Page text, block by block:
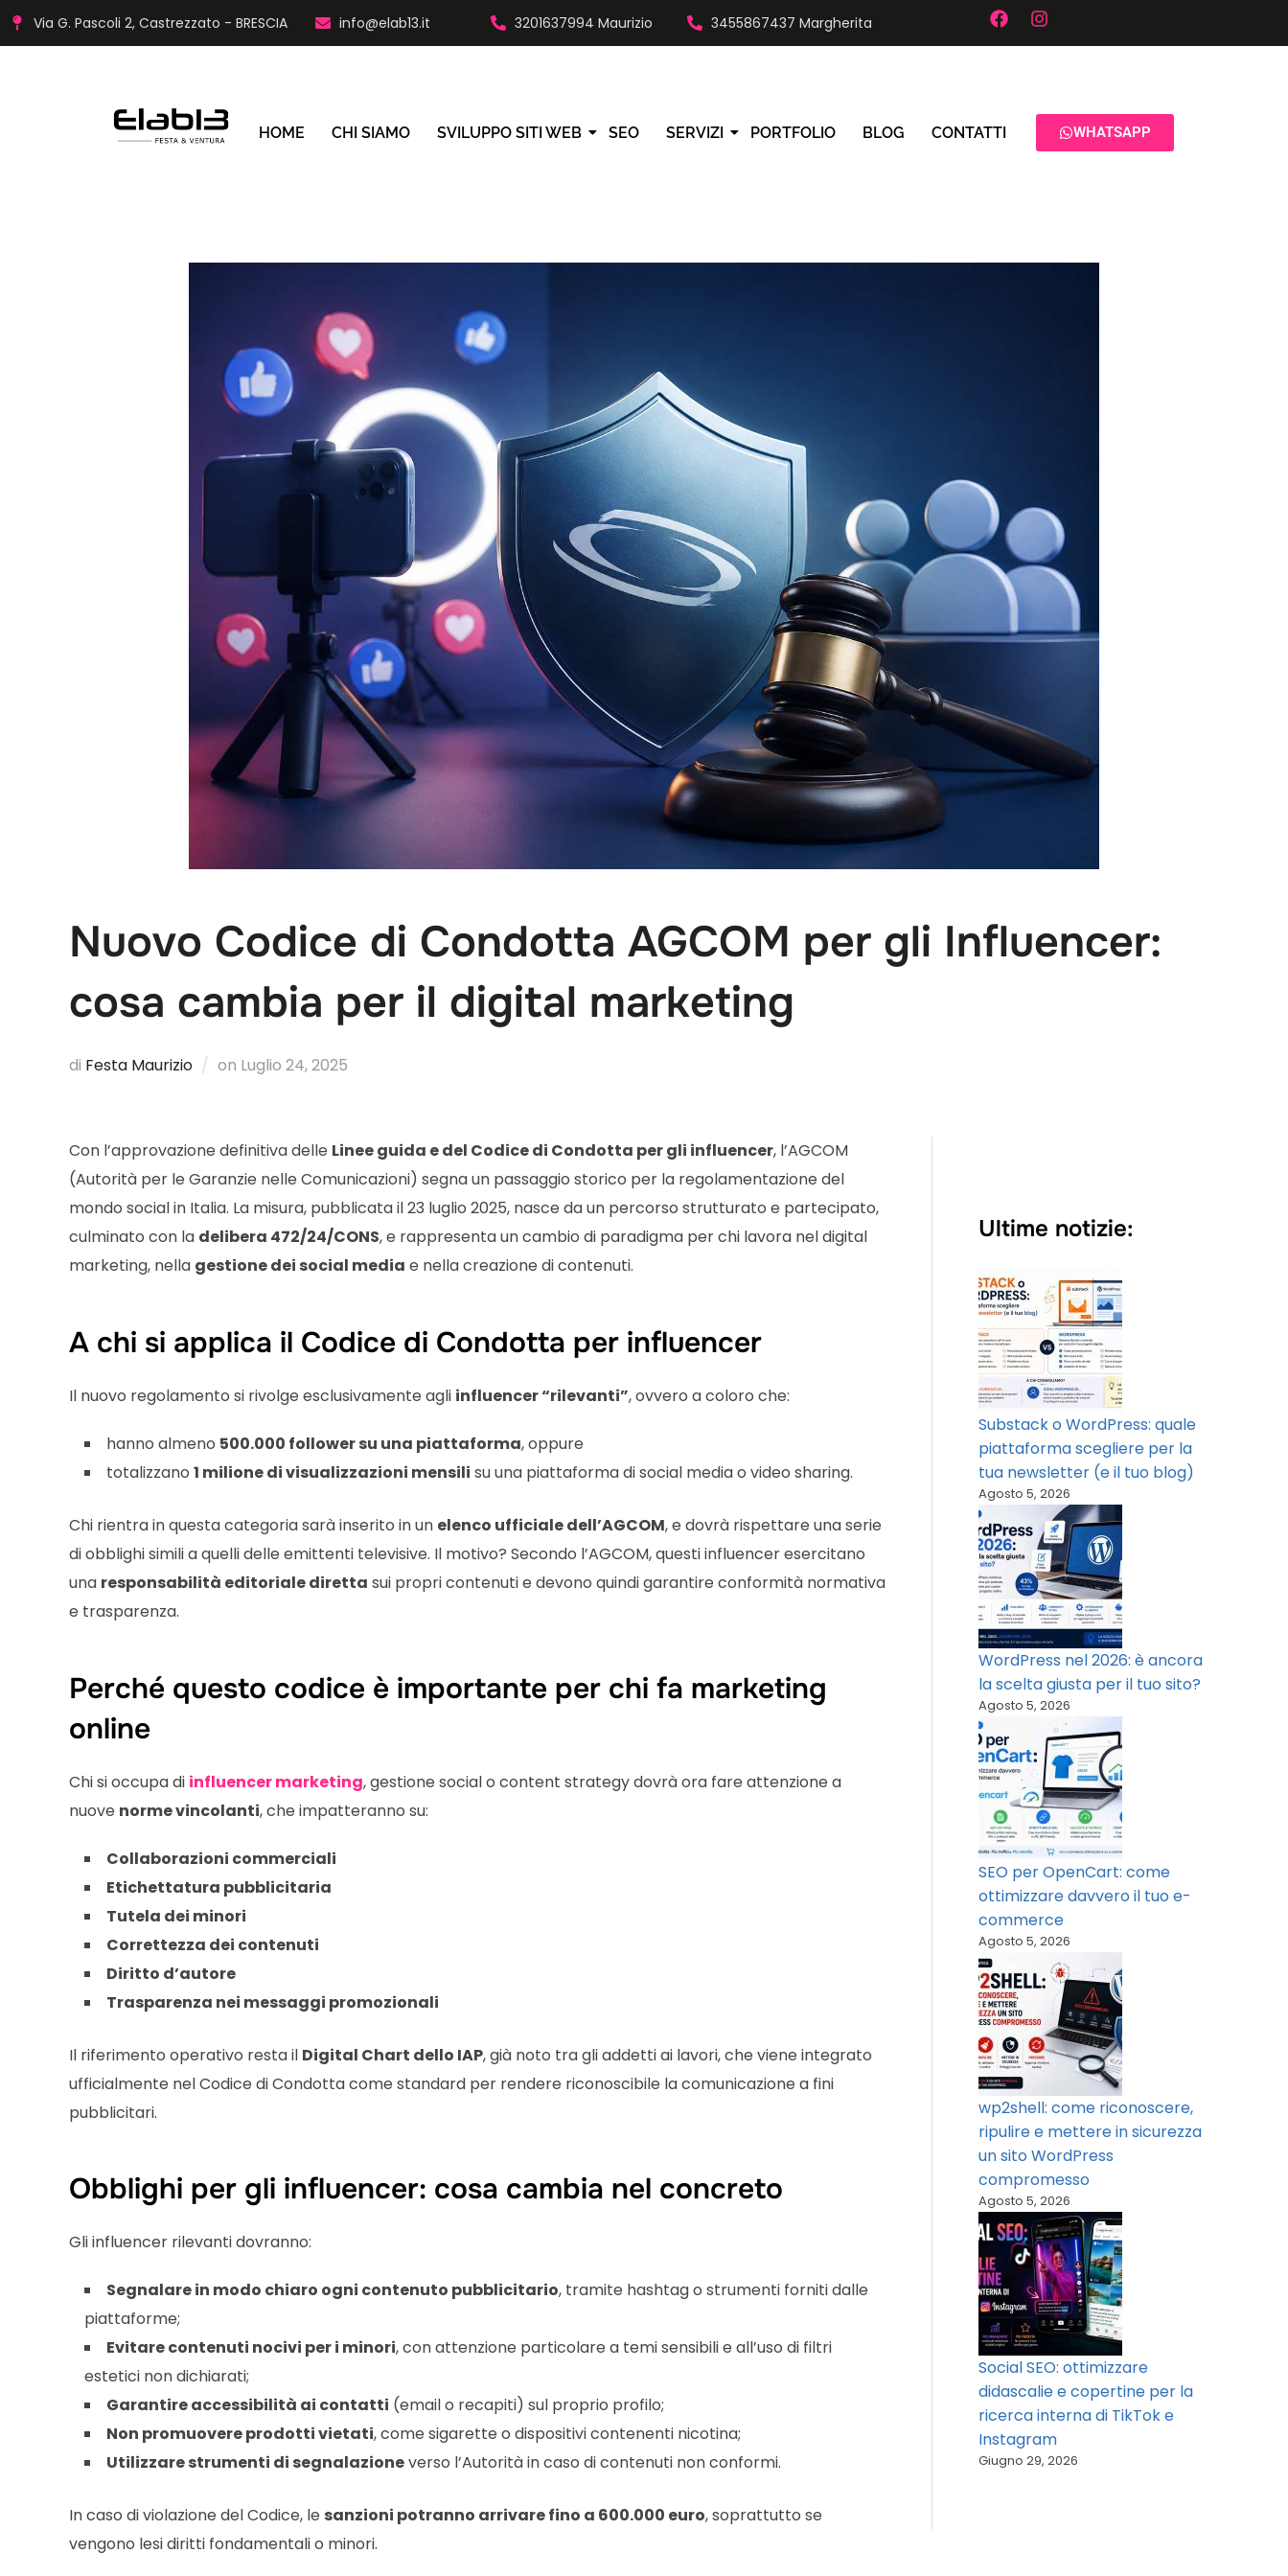
Via G. Pascoli 2, Castrezzato - BRESCIA info@elab13.it 3201637994 Maurizio 3455867437 Margherita
HOME CHI SIAMO SVILUPPO SITI WEB SEO SERVIZI PORTFOLIO BLOG CONTATTI WHATSAPP
Nuovo Codice di Condotta AGCOM per gli Influencer:
cosa cambia per il digital marketing
di Festa Maurizio on Luglio 24, 2025
Con l’approvazione definitiva delle Linee guida e del Codice di Condotta per gli influencer, l’AGCOM
(Autorità per le Garanzie nelle Comunicazioni) segna un passaggio storico per la regolamentazione del
mondo social in Italia. La misura, pubblicata il 23 luglio 2025, nasce da un percorso strutturato e partecipato,
culminato con la delibera 472/24/CONS, e rappresenta un cambio di paradigma per chi lavora nel digital
marketing, nella gestione dei social media e nella creazione di contenuti.
A chi si applica il Codice di Condotta per influencer
Il nuovo regolamento si rivolge esclusivamente agli influencer “rilevanti”, ovvero a coloro che:
hanno almeno 500.000 follower su una piattaforma, oppure
totalizzano 1 milione di visualizzazioni mensili su una piattaforma di social media o video sharing.
Chi rientra in questa categoria sarà inserito in un elenco ufficiale dell’AGCOM, e dovrà rispettare una serie
di obblighi simili a quelli delle emittenti televisive. Il motivo? Secondo l’AGCOM, questi influencer esercitano
una responsabilità editoriale diretta sui propri contenuti e devono quindi garantire conformità normativa
e trasparenza.
Perché questo codice è importante per chi fa marketing
online
Chi si occupa di influencer marketing, gestione social o content strategy dovrà ora fare attenzione a
nuove norme vincolanti, che impatteranno su:
Collaborazioni commerciali
Etichettatura pubblicitaria
Tutela dei minori
Correttezza dei contenuti
Diritto d’autore
Trasparenza nei messaggi promozionali
Il riferimento operativo resta il Digital Chart dello IAP, già noto tra gli addetti ai lavori, che viene integrato
ufficialmente nel Codice di Condotta come standard per rendere riconoscibile la comunicazione a fini
pubblicitari.
Obblighi per gli influencer: cosa cambia nel concreto
Gli influencer rilevanti dovranno:
Segnalare in modo chiaro ogni contenuto pubblicitario, tramite hashtag o strumenti forniti dalle
piattaforme;
Evitare contenuti nocivi per i minori, con attenzione particolare a temi sensibili e all’uso di filtri
estetici non dichiarati;
Garantire accessibilità ai contatti (email o recapiti) sul proprio profilo;
Non promuovere prodotti vietati, come sigarette o dispositivi contenenti nicotina;
Utilizzare strumenti di segnalazioneverso l’Autorità in caso di contenuti non conformi.
In caso di violazione del Codice, le sanzioni potranno arrivare fino a 600.000 euro, soprattutto se
vengono lesi diritti fondamentali o minori.
Ultime notizie:
Substack o WordPress: quale
piattaforma scegliere per la
tua newsletter (e il tuo blog)
Agosto 5, 2026
WordPress nel 2026: è ancora
la scelta giusta per il tuo sito?
Agosto 5, 2026
SEO per OpenCart: come
ottimizzare davvero il tuo e-
commerce
Agosto 5, 2026
wp2shell: come riconoscere,
ripulire e mettere in sicurezza
un sito WordPress
compromesso
Agosto 5, 2026
Social SEO: ottimizzare
didascalie e copertine per la
ricerca interna di TikTok e
Instagram
Giugno 29, 2026